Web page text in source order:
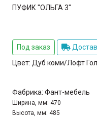
ПУФИК "ОЛЬГА 3"
Под заказ
Цвет: Дуб коми/Лофт
Фабрика: Фант-мебель
Ширина, мм: 470
Высота, мм: 485